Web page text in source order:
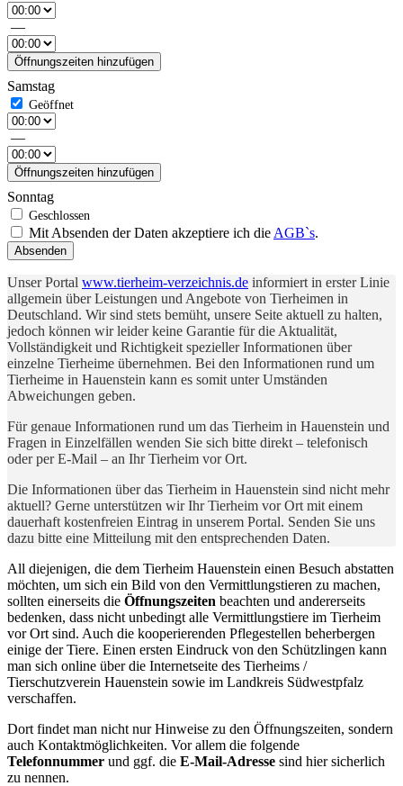
—
Öffnungszeiten hinzufügen
Samstag
—
Öffnungszeiten hinzufügen
Sonntag
Mit Absenden der Daten akzeptiere ich die AGB`s.
Absenden
Unser Portal www.tierheim-verzeichnis.de informiert in erster Linie
allgemein über Leistungen und Angebote von Tierheimen in
Deutschland. Wir sind stets bemüht, unsere Seite aktuell zu halten,
jedoch können wir leider keine Garantie für die Aktualität,
Vollständigkeit und Richtigkeit spezieller Informationen über
einzelne Tierheime übernehmen. Bei den Informationen rund um
Tierheime in Hauenstein kann es somit unter Umständen
Abweichungen geben.
Für genaue Informationen rund um das Tierheim in Hauenstein und
Fragen in Einzelfällen wenden Sie sich bitte direkt – telefonisch
oder per E-Mail – an Ihr Tierheim vor Ort.
Die Informationen über das Tierheim in Hauenstein sind nicht mehr
aktuell? Gerne unterstützen wir Ihr Tierheim vor Ort mit einem
dauerhaft kostenfreien Eintrag in unserem Portal. Senden Sie uns
dazu bitte eine Mitteilung mit den entsprechenden Daten.
All diejenigen, die dem Tierheim Hauenstein einen Besuch abstatten
möchten, um sich ein Bild von den Vermittlungstieren zu machen,
sollten einerseits die Öffnungszeiten beachten und andererseits
bedenken, dass nicht unbedingt alle Vermittlungstiere im Tierheim
vor Ort sind. Auch die kooperierenden Pflegestellen beherbergen
einige der Tiere. Einen ersten Eindruck von den Schützlingen kann
man sich online über die Internetseite des Tierheims /
Tierschutzverein Hauenstein sowie im Landkreis Südwestpfalz
verschaffen.
Dort findet man nicht nur Hinweise zu den Öffnungszeiten, sondern
auch Kontaktmöglichkeiten. Vor allem die folgende
Telefonnummer und ggf. die E-Mail-Adresse sind hier sicherlich
zu nennen.